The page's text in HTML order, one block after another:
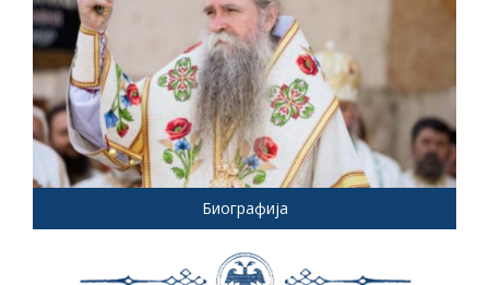
Биографија